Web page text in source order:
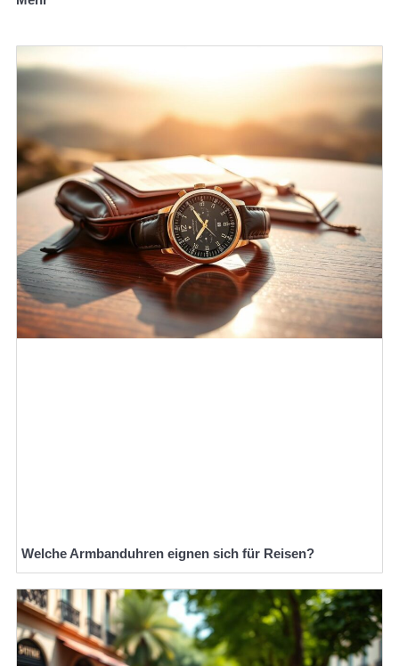
Welche Armbanduhren eignen sich für Reisen?